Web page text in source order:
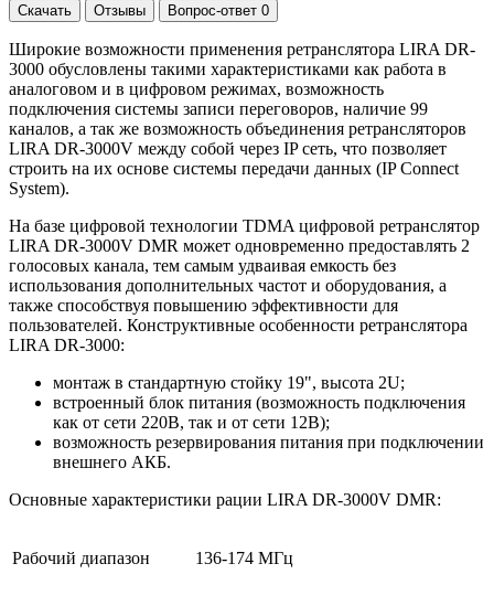
Скачать
Отзывы Вопрос-ответ 0
Широкие возможности применения ретранслятора LIRA DR-
3000 обусловлены такими характеристиками как работа в
аналоговом и в цифровом режимах, возможность
подключения системы записи переговоров, наличие 99
каналов, а так же возможность объединения ретрансляторов
LIRA DR-3000V между собой через IP сеть, что позволяет
строить на их основе системы передачи данных (IP Connect
System).
На базе цифровой технологии TDMA цифровой ретранслятор
LIRA DR-3000V DMR может одновременно предоставлять 2
голосовых канала, тем самым удваивая емкость без
использования дополнительных частот и оборудования, а
также способствуя повышению эффективности для
пользователей. Конструктивные особенности ретранслятора
LIRA DR-3000:
монтаж в стандартную стойку 19", высота 2U;
встроенный блок питания (возможность подключения
как от сети 220В, так и от сети 12В);
возможность резервирования питания при подключении
внешнего АКБ.
Основные характеристики рации LIRA DR-3000V DMR:
Рабочий диапазон 136-174 МГц